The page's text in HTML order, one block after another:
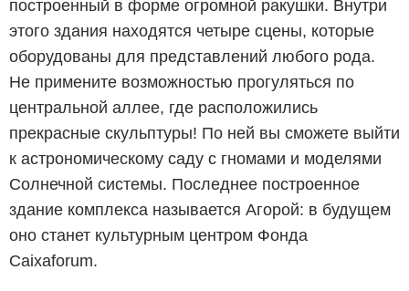
построенный в форме огромной ракушки. Внутри
этого здания находятся четыре сцены, которые
оборудованы для представлений любого рода.
Не примените возможностью прогуляться по
центральной аллее, где расположились
прекрасные скульптуры! По ней вы сможете выйти
к астрономическому саду с гномами и моделями
Солнечной системы. Последнее построенное
здание комплекса называется Агорой: в будущем
оно станет культурным центром Фонда
Caixaforum.